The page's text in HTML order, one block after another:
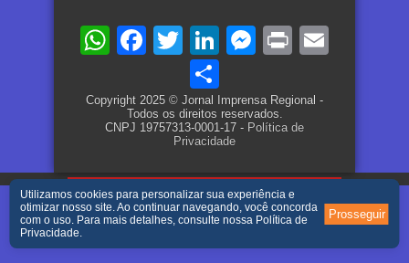
WhatsApp
Facebook
TwitterLinkedIn
Messenger
Print
Copyright 2025 © Jornal Imprensa Regional -
Todos os direitos reservados.
CNPJ 19757313-0001-17 - Política de
Privacidade
Utilizamos cookies para personalizar sua experiência e
otimizar nosso site. Ao continuar navegando, você concorda
com o uso. Para mais detalhes, consulte nossa Política de
Privacidade.
Prosseguir